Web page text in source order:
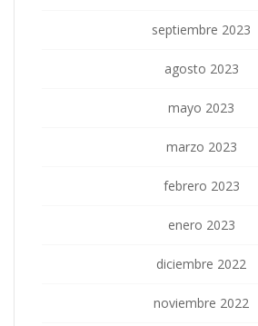
septiembre 2023
agosto 2023
mayo 2023
marzo 2023
febrero 2023
enero 2023
diciembre 2022
noviembre 2022